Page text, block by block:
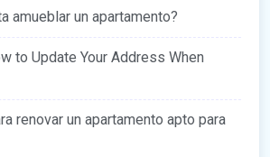
amueblar un apartamento?
to Update Your Address When
renovar un apartamento apto para